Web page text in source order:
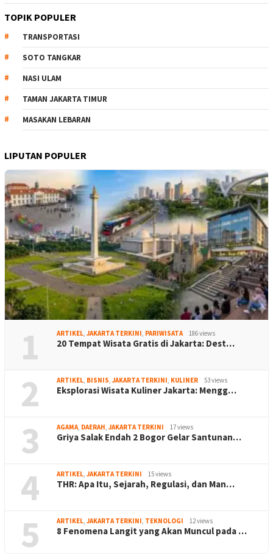
TOPIK POPULER
TRANSPORTASI
SOTO TANGKAR
NASI ULAM
TAMAN JAKARTA TIMUR
MASAKAN LEBARAN
LIPUTAN POPULER
1 ARTIKEL, JAKARTA TERKINI, PARIWISATA 186 views
20 Tempat Wisata Gratis di Jakarta: Dest…
2 ARTIKEL, BISNIS, JAKARTA TERKINI, KULINER 53 views
Eksplorasi Wisata Kuliner Jakarta: Mengg…
3 AGAMA, DAERAH, JAKARTA TERKINI 17 views
Griya Salak Endah 2 Bogor Gelar Santunan…
4 ARTIKEL, JAKARTA TERKINI 15 views
THR: Apa Itu, Sejarah, Regulasi, dan Man…
5 ARTIKEL, JAKARTA TERKINI, TEKNOLOGI 12 views
8 Fenomena Langit yang Akan Muncul pada …